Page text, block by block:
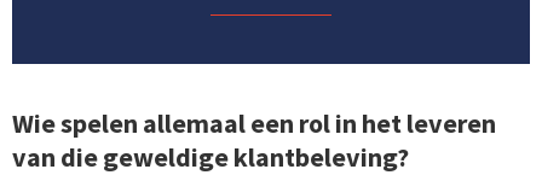
Wie spelen allemaal een rol in het leveren
van die geweldige klantbeleving?